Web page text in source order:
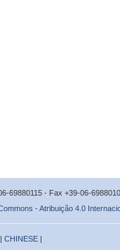
69880115 - Fax +39-06-
- Atribuição 4.0
| CHINESE |